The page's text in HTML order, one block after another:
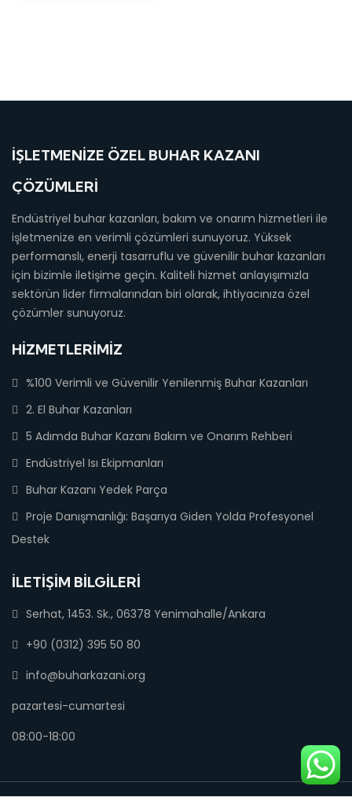
İŞLETMENIZE ÖZEL BUHAR KAZANI
ÇÖZÜMLERI
Endüstriyel buhar kazanları, bakım ve onarım hizmetleri ile
işletmenize en verimli çözümleri sunuyoruz. Yüksek
performanslı, enerji tasarruflu ve güvenilir buhar kazanları
için bizimle iletişime geçin. Kaliteli hizmet anlayışımızla
sektörün lider firmalarından biri olarak, ihtiyacınıza özel
çözümler sunuyoruz.
HIZMETLERIMIZ
%100 Verimli ve Güvenilir Yenilenmiş Buhar Kazanları
2. El Buhar Kazanları
5 Adımda Buhar Kazanı Bakım ve Onarım Rehberi
Endüstriyel Isı Ekipmanları
Buhar Kazanı Yedek Parça
Proje Danışmanlığı: Başarıya Giden Yolda Profesyonel
Destek
İLETIŞIM BILGILERI
Serhat, 1453. Sk., 06378 Yenimahalle/Ankara
+90 (0312) 395 50 80
info@buharkazani.org
pazartesi-cumartesi
08:00-18:00